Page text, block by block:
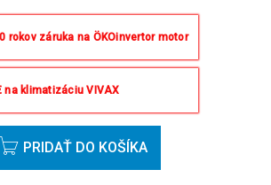
a sviatkov.
rokov záruka na ÖKOinvertor motor
na klimatizáciu VIVAX
PRIDAŤ DO KOŠÍKA